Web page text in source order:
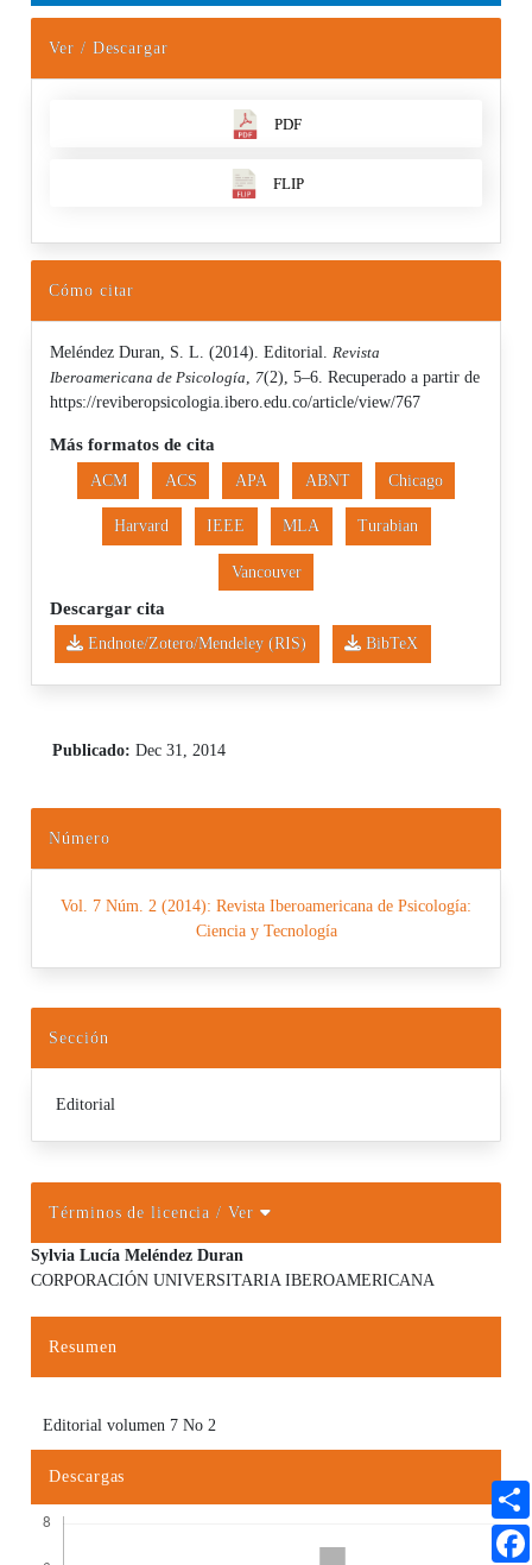
Ver / Descargar
PDF
FLIP
Cómo citar
Meléndez Duran, S. L. (2014). Editorial.Revista
Iberoamericana de Psicología, 7(2), 5–6. Recuperado a partir de
https://reviberopsicologia.ibero.edu.co/article/view/767
Más formatos de cita
ACM ACS APA ABNT Chicago
Harvard IEEE MLA Turabian
Vancouver
Descargar cita
Endnote/Zotero/Mendeley (RIS) BibTeX
Publicado: Dec 31, 2014
Número
Vol. 7 Núm. 2 (2014): Revista Iberoamericana de Psicología:
Ciencia y Tecnología
Sección
Editorial
Términos de licencia/ Ver
Sylvia Lucía Meléndez Duran
CORPORACIÓN UNIVERSITARIA IBEROAMERICANA
Resumen
Editorial volumen 7 No 2
Descargas